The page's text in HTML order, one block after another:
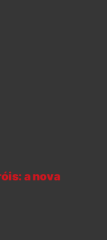
a nova